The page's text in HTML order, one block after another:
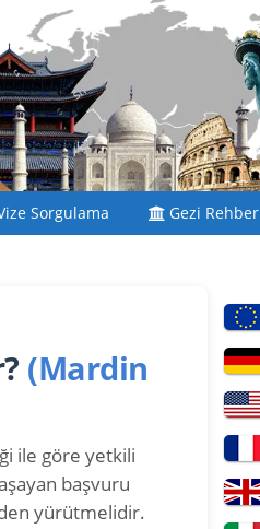
Sorgulama Gezi
(Mardin
ile göre yetkili
başvuru
yürütmelidir.